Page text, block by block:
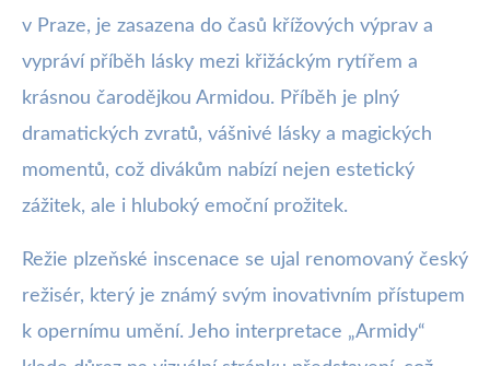
v Praze, je zasazena do časů křížových výprav a
vypráví příběh lásky mezi křižáckým rytířem a
krásnou čarodějkou Armidou. Příběh je plný
dramatických zvratů, vášnivé lásky a magických
momentů, což divákům nabízí nejen estetický
zážitek, ale i hluboký emoční prožitek.
Režie plzeňské inscenace se ujal renomovaný český
režisér, který je známý svým inovativním přístupem
k opernímu umění. Jeho interpretace „Armidy“